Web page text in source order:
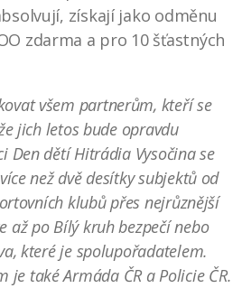
získají jako odměnu
zdarma a pro 10 šťastných
všem partnerům, kteří se
jich letos bude opravdu
Den dětí Hitrádia Vysočina se
než dvě desítky subjektů od
klubů přes nejrůznější
až po Bílý kruh bezpečí nebo
které je spolupořadatelem.
je také Armáda ČR a Policie ČR.